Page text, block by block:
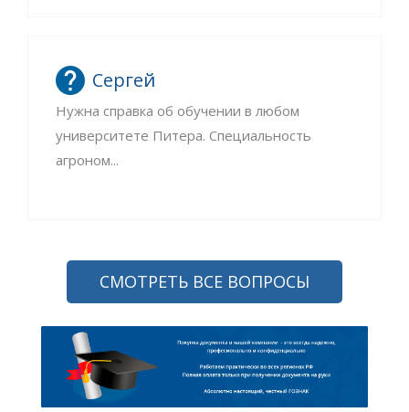
Сергей
Нужна справка об обучении в любом
университете Питера. Специальность
агроном...
СМОТРЕТЬ ВСЕ ВОПРОСЫ